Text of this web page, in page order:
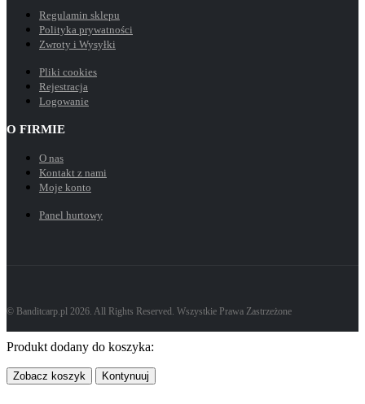
Regulamin sklepu
Polityka prywatności
Zwroty i Wysyłki
Pliki cookies
Rejestracja
Logowanie
O FIRMIE
O nas
Kontakt z nami
Moje konto
Panel hurtowy
© Banditcarp.pl 2026. All Rights Reserved. Wszystkie Prawa Zastrzeżone
Produkt dodany do koszyka:
Zobacz koszyk Kontynuuj